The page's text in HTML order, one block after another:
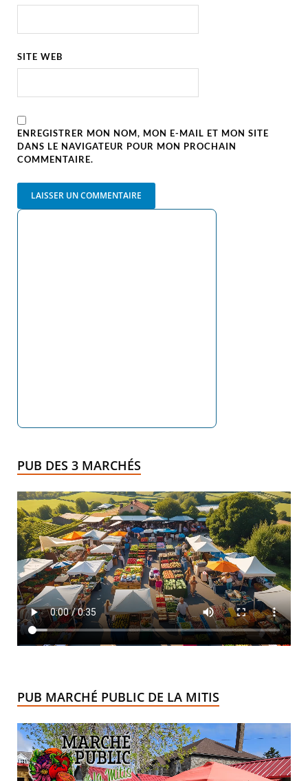
SITE WEB
ENREGISTRER MON NOM, MON E-MAIL ET MON SITE
DANS LE NAVIGATEUR POUR MON PROCHAIN
COMMENTAIRE.
PUB DES 3 MARCHÉS
PUB MARCHÉ PUBLIC DE LA MITIS